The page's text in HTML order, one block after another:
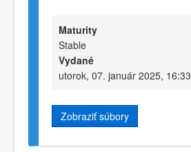
Maturity
Stable
Vydané
utorok, 07. január 2025, 16:33
Zobraziť súbory